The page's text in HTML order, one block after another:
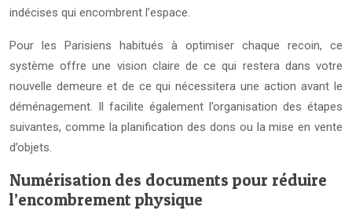
indécises qui encombrent l’espace.
Pour les Parisiens habitués à optimiser chaque recoin, ce
système offre une vision claire de ce qui restera dans votre
nouvelle demeure et de ce qui nécessitera une action avant le
déménagement. Il facilite également l’organisation des étapes
suivantes, comme la planification des dons ou la mise en vente
d’objets.
Numérisation des documents pour réduire
l’encombrement physique